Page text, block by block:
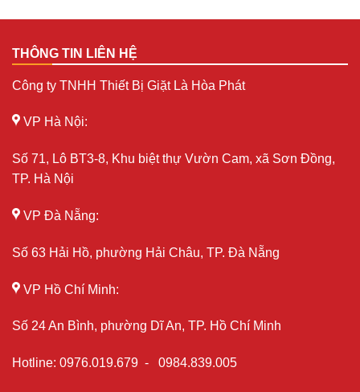
THÔNG TIN LIÊN HỆ
Công ty TNHH Thiết Bị Giặt Là Hòa Phát
VP Hà Nội:
Số 71, Lô BT3-8, Khu biệt thự Vườn Cam, xã Sơn Đồng,
TP. Hà Nội
VP Đà Nẵng:
Số 63 Hải Hồ, phường Hải Châu, TP. Đà Nẵng
VP Hồ Chí Minh:
Số 24 An Bình, phường Dĩ An, TP. Hồ Chí Minh
Hotline: 0976.019.679 - 0984.839.005